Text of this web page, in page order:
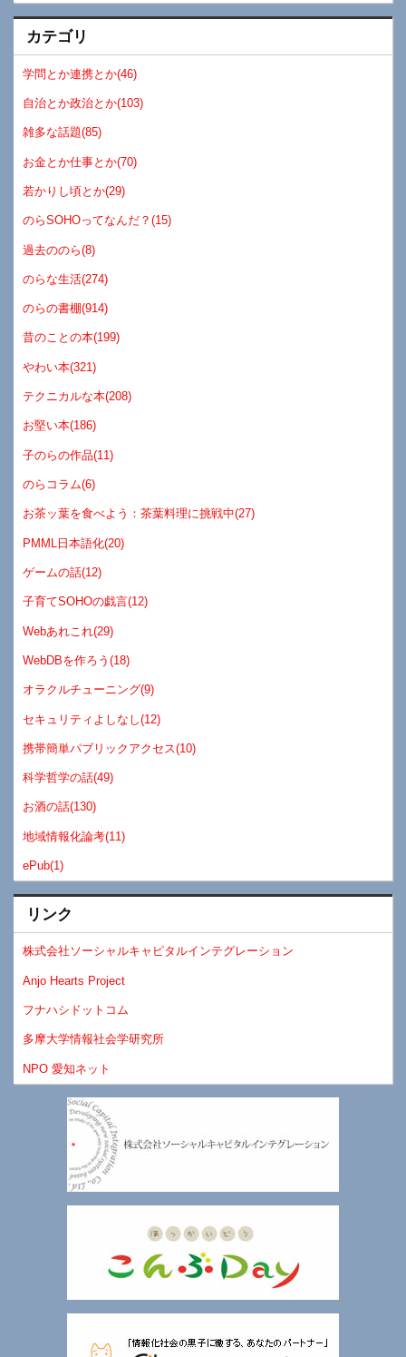
カテゴリ
学問とか連携とか(46)
自治とか政治とか(103)
雑多な話題(85)
お金とか仕事とか(70)
若かりし頃とか(29)
のらSOHOってなんだ？(15)
過去ののら(8)
のらな生活(274)
のらの書棚(914)
昔のことの本(199)
やわい本(321)
テクニカルな本(208)
お堅い本(186)
子のらの作品(11)
のらコラム(6)
お茶ッ葉を食べよう：茶葉料理に挑戦中(27)
PMML日本語化(20)
ゲームの話(12)
子育てSOHOの戯言(12)
Webあれこれ(29)
WebDBを作ろう(18)
オラクルチューニング(9)
セキュリティよしなし(12)
携帯簡単パブリックアクセス(10)
科学哲学の話(49)
お酒の話(130)
地域情報化論考(11)
ePub(1)
リンク
株式会社ソーシャルキャピタルインテグレーション
Anjo Hearts Project
フナハシドットコム
多摩大学情報社会学研究所
NPO 愛知ネット